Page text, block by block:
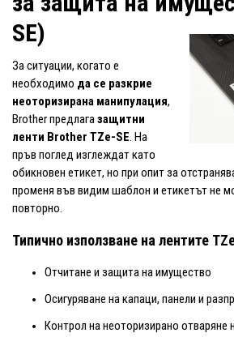
SE)
За ситуации, когато е
необходимо да се разкрие
неоторизирана манипулация,
Brother предлагазащитни
ленти Brother TZe-SE. На
пръв поглед изглеждат като
обикновен етикет, но при опит за
променя във видим шаблон и етикетът не
повторно.
Типично използване на лентите
Отчитане и защита на имущество
Осигуряване на капаци, панели и
Контрол на неоторизирано отваряне